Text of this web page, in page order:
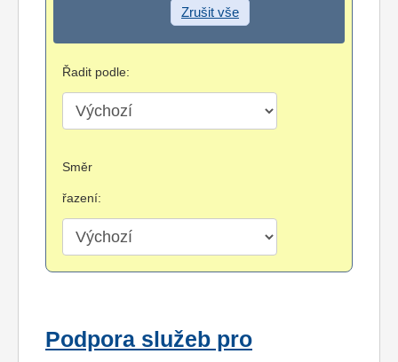
Zrušit vše
Řadit podle:
Směr
řazení:
Podpora služeb pro